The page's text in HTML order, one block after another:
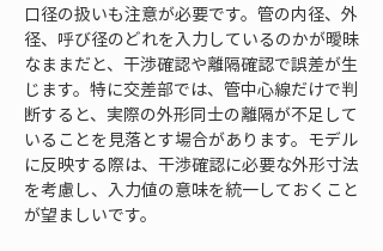
口径の扱いも注意が必要です。管の内径、外
径、呼び径のどれを入力しているのかが曖昧
なままだと、干渉確認や離隔確認で誤差が生
じます。特に交差部では、管中心線だけで判
断すると、実際の外形同士の離隔が不足して
いることを見落とす場合があります。モデル
に反映する際は、干渉確認に必要な外形寸法
を考慮し、入力値の意味を統一しておくこと
が望ましいです。